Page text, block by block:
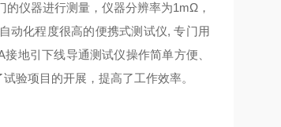
仪器进行测量，仪器分辨率为1mΩ，
动化程度很高的便携式测试仪, 专门用
地引下线导通测试仪操作简单方便、
验项目的开展，提高了工作效率。